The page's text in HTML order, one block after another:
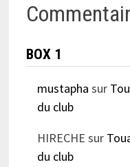
BOX 1
mustapha sur
du club
HIRECHE sur
du club